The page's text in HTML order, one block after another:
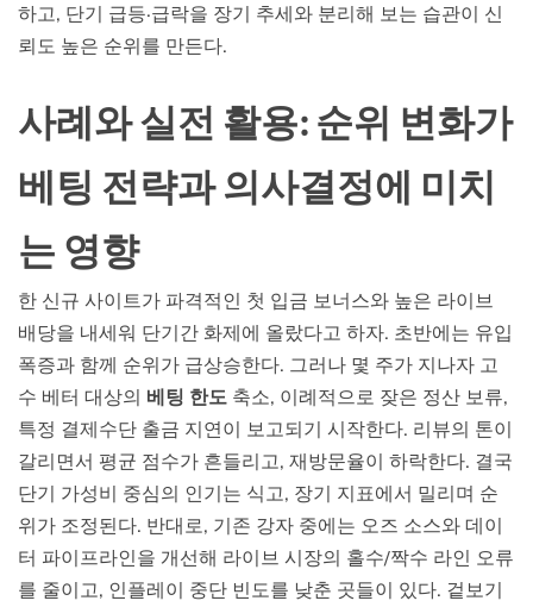
하고, 단기 급등·급락을 장기 추세와 분리해 보는 습관이 신
뢰도 높은 순위를 만든다.
사례와 실전 활용: 순위 변화가
베팅 전략과 의사결정에 미치
는 영향
한 신규 사이트가 파격적인 첫 입금 보너스와 높은 라이브
배당을 내세워 단기간 화제에 올랐다고 하자. 초반에는 유입
폭증과 함께 순위가 급상승한다. 그러나 몇 주가 지나자 고
수 베터 대상의 베팅 한도 축소, 이례적으로 잦은 정산 보류,
특정 결제수단 출금 지연이 보고되기 시작한다. 리뷰의 톤이
갈리면서 평균 점수가 흔들리고, 재방문율이 하락한다. 결국
단기 가성비 중심의 인기는 식고, 장기 지표에서 밀리며 순
위가 조정된다. 반대로, 기존 강자 중에는 오즈 소스와 데이
터 파이프라인을 개선해 라이브 시장의 홀수/짝수 라인 오류
를 줄이고, 인플레이 중단 빈도를 낮춘 곳들이 있다. 겉보기